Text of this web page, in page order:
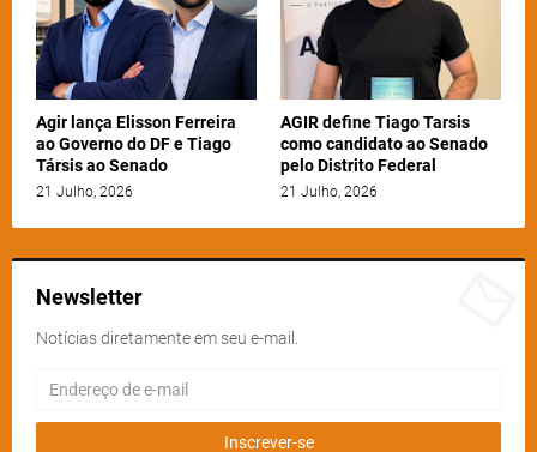
Agir lança Elisson Ferreira
ao Governo do DF e Tiago
Társis ao Senado
21 Julho, 2026
AGIR define Tiago Tarsis
como candidato ao Senado
pelo Distrito Federal
21 Julho, 2026
Newsletter
Notícias diretamente em seu e-mail.